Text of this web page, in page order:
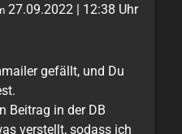
27.09.2022 | 12:38 Uhr
gefällt, und Du
Beitrag in der DB
verstellt, sodass ich